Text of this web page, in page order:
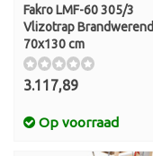
Fakro LMF-60 305/3
Vlizotrap Brandwerend
70x130 cm
3.117,89
Op voorraad